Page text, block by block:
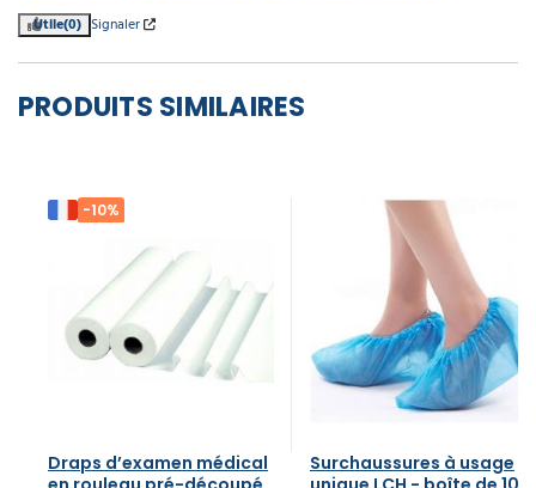
PRODUITS SIMILAIRES
-10%
Draps d’examen médical
Surchaussures à usage
Utile(0) Signaler